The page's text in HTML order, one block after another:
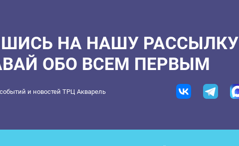
НА НАШУ РАССЫЛКУ
ОБО ВСЕМ ПЕРВЫМ
событий и новостей ТРЦ Акварель